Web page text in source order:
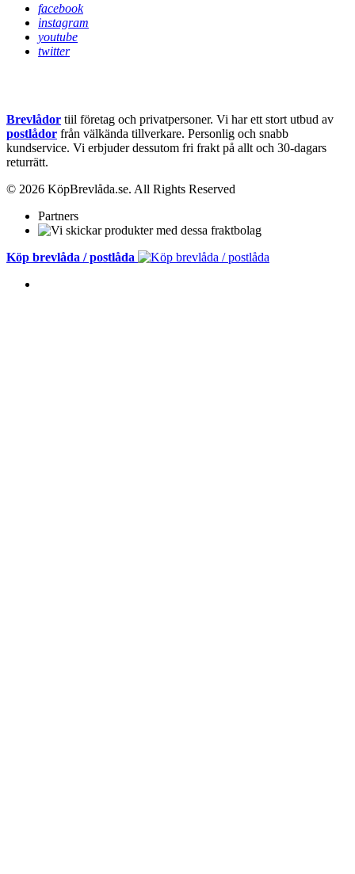
facebook
instagram
youtube
twitter
Brevlådor tiil företag och privatpersoner. Vi har ett stort utbud av
postlådor från välkända tillverkare. Personlig och snabb
kundservice. Vi erbjuder dessutom fri frakt på allt och 30-dagars
returrätt.
© 2026 KöpBrevlåda.se. All Rights Reserved
Partners
Köp brevlåda / postlåda